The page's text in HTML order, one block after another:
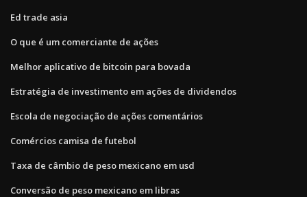
Ed trade asia
O que é um comerciante de ações
Melhor aplicativo de bitcoin para bovada
Estratégia de investimento em ações de dividendos
Escola de negociação de ações comentários
Comércios camisa de futebol
Taxa de câmbio de peso mexicano em usd
Conversão de peso mexicano em libras